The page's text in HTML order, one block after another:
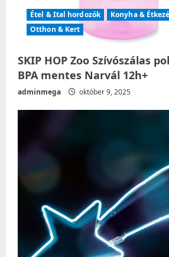
Étel & Ital hordozók Konyha &
Otthon & Kert
SKIP HOP Zoo Szívószálas
BPA mentes Narvál 12h+
adminmega október 9, 2025